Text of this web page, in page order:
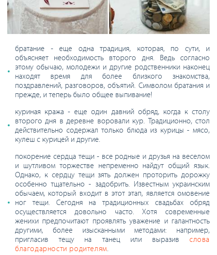
братание - еще одна традиция, которая, по сути, и
объясняет необходимость второго дня. Ведь согласно
этому обычаю, молодежи и другие родственники наконец
находят время для более близкого знакомства,
поздравлений, разговоров, объятий. Символом братания и
прежде, и теперь было общее выпивание!
куриная кража - еще один давний обряд, когда к столу
второго дня в деревне воровали кур. Традиционно, стол
действительно содержал только блюда из курицы - мясо,
кулеш с курицей и другие.
покорение сердца тещи - все родные и друзья на веселом
и шутливом торжестве непременно найдут общий язык.
Однако, к сердцу тещи зять должен проторить дорожку
особенно тщательно - задобрить. Известным украинским
обычаем, который входит в этот этап, является омовение
ног тещи. Сегодня на традиционных свадьбах обряд
осуществляется довольно часто. Хотя современные
женихи предпочитают проявлять уважение и галантность
другими, более изысканными методами: например,
пригласив тещу на танец или выразив слова
благодарности родителям.